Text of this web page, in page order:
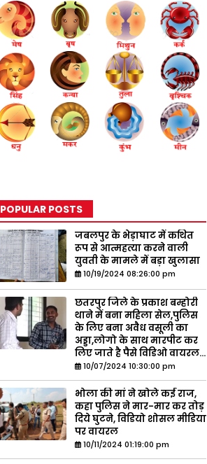
POPULAR POSTS
जबलपुर के भेड़ाघाट में कथित
रूप से आत्महत्या करने वाली
युवती के मामले में बड़ा खुलासा
10/19/2024 08:26:00 pm
छतरपुर जिले के प्रकाश बम्होरी
थाने में बना महिला सेल,पुलिस
के लिए बना अवैध वसूली का
अड्डा,लोगो के साथ मारपीट कर
लिए जाते है पैसे विडिओ वायरल...
10/07/2024 10:30:00 pm
भोला की मां ने खोले कई राज,
कहा पुलिस ने मार-मार कर तोड़
दिये घुटने, विडियो शोसल मीडिया
पर वायरल
10/11/2024 01:19:00 pm